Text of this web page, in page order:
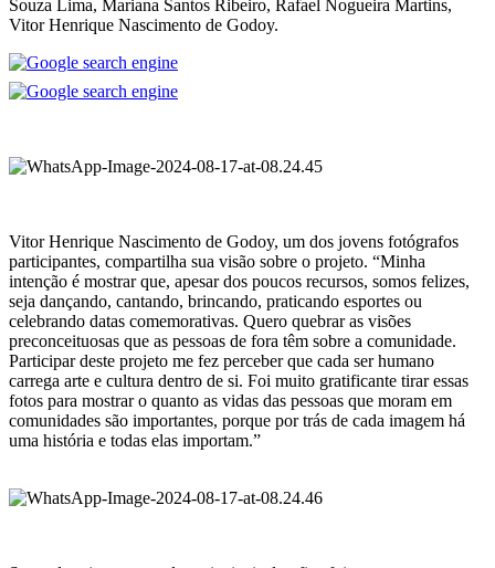
Souza Lima, Mariana Santos Ribeiro, Rafael Nogueira Martins,
Vitor Henrique Nascimento de Godoy.
Vitor Henrique Nascimento de Godoy, um dos jovens fotógrafos
participantes, compartilha sua visão sobre o projeto. “Minha
intenção é mostrar que, apesar dos poucos recursos, somos felizes,
seja dançando, cantando, brincando, praticando esportes ou
celebrando datas comemorativas. Quero quebrar as visões
preconceituosas que as pessoas de fora têm sobre a comunidade.
Participar deste projeto me fez perceber que cada ser humano
carrega arte e cultura dentro de si. Foi muito gratificante tirar essas
fotos para mostrar o quanto as vidas das pessoas que moram em
comunidades são importantes, porque por trás de cada imagem há
uma história e todas elas importam.”